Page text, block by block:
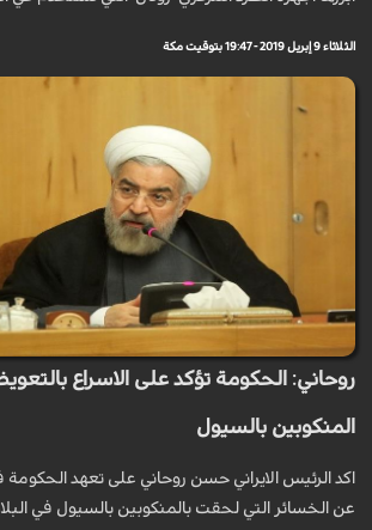
الثلاثاء 9 إبريل 2019 - 19:47 بتوقيت مكة
روحاني: الحكومة تؤكد على الاسراع
المنكوبين بالسيول
اكد الرئيس الايراني حسن روحاني على تعهد الحكومة
عن الخسائر التي لحقت بالمنكوبين بالسيول في